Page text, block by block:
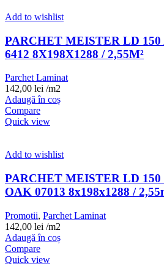
Add to wishlist
PARCHET MEISTER LD
6412 8X198X1288 / 2,55M²
Parchet Laminat
142,00 lei /m2
Adaugă în coș
Compare
Quick view
Add to wishlist
PARCHET MEISTER LD
OAK 07013 8x198x1288 /
Promotii, Parchet Laminat
142,00 lei /m2
Adaugă în coș
Compare
Quick view